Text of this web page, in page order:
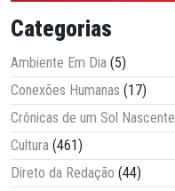
Categorias
Ambiente Em Dia (5)
Conexões Humanas (17)
Crônicas de um Sol Nascente
Cultura (461)
Direto da Redação (44)